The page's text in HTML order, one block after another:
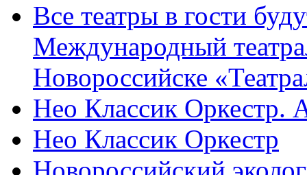
Все театры в гости
Международный
Новороссийске
Нео Классик Оркестр.
Нео Классик Оркестр